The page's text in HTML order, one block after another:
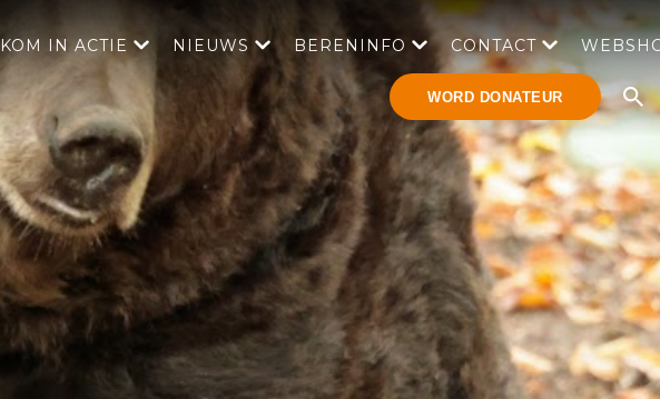
KOM IN ACTIE NIEUWS BERENINFO CONTACT
WORD DONATEUR